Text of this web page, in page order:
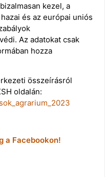
kezel, a
és az európai uniós
Az adatokat csak
hozza
összeírásról
oldalán:
a Facebookon!